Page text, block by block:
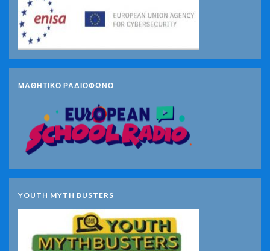
ΜΑΘΗΤΙΚΟ ΡΑΔΙΟΦΩΝΟ
YOUTH MYTH BUSTERS